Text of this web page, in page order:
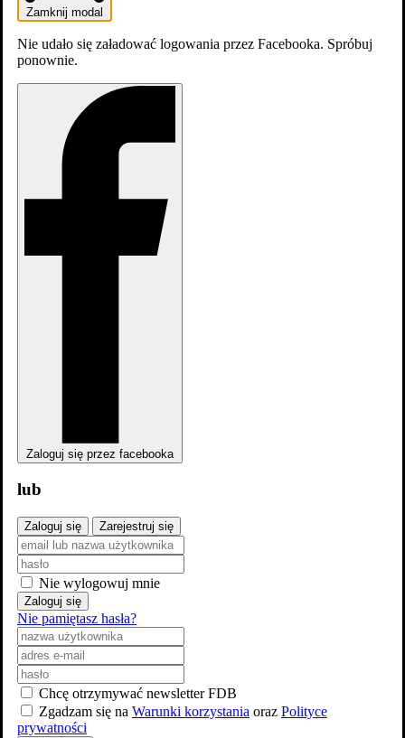
Marian Łącz,Bogusz Bilewski
Frąckowiak
Zamknij modal
Nie udało się załadować logowania przez Facebooka. Spróbuj
ponownie.
Zaloguj się przez facebooka
lub
Zaloguj się Zarejestruj się
Nie wylogowuj mnie
Zaloguj się
Nie pamiętasz hasła?
Chcę otrzymywać newsletter FDB
Zgadzam się na Warunki korzystania oraz Polityce
prywatności